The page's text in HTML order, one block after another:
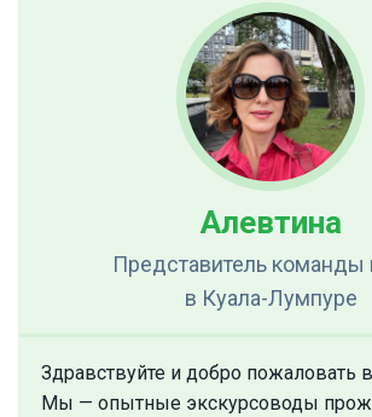
Алевтина
Представитель команды
в Куала-Лумпуре
Здравствуйте и добро пожаловать
Мы — опытные экскурсоводы